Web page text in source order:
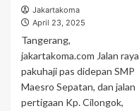
Jakartakoma
April 23, 2025
Tangerang,
jakartakoma.com Jalan raya
pakuhaji pas didepan SMP
Maesro Sepatan, dan jalan
pertigaan Kp. Cilongok,